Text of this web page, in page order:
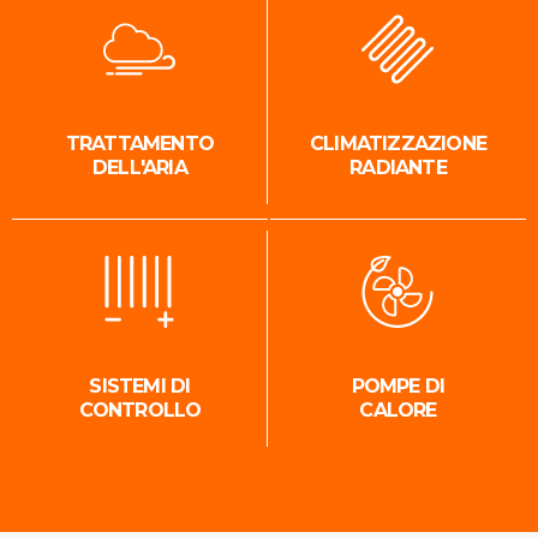
TRATTAMENTO
DELL'ARIA
CLIMATIZZAZIONE
RADIANTE
SISTEMI DI
CONTROLLO
POMPE DI
CALORE